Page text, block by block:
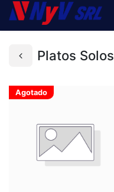
Platos Solos
Agotado